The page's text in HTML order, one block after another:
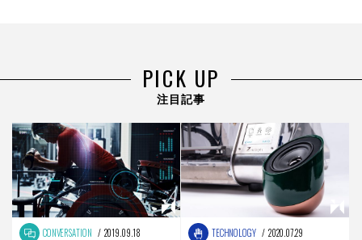
PICK UP
注目記事
CONVERSATION 2019.09.18 TECHNOLOGY 2020.07.29